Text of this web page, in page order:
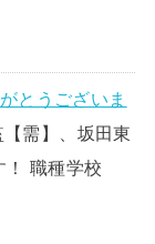
とうございま
需】、坂田東
！ 職種学校